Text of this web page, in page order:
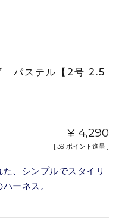
パステル【2号 2.5
¥ 4,290
[ 39 ポイント進呈 ]
、シンプルでスタイリ
ーネス。